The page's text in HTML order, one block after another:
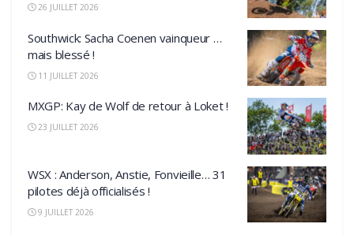
26 JUILLET 2026
Southwick: Sacha Coenen vainqueur …
mais blessé !
11 JUILLET 2026
MXGP: Kay de Wolf de retour à Loket !
23 JUILLET 2026
WSX : Anderson, Anstie, Fonvieille… 31
pilotes déjà officialisés !
9 JUILLET 2026